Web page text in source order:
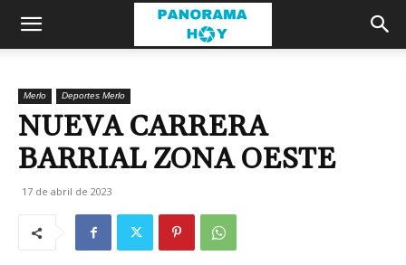
Merlo Deportes Merlo
NUEVA CARRERA
BARRIAL ZONA OESTE
17 de abril de 2023